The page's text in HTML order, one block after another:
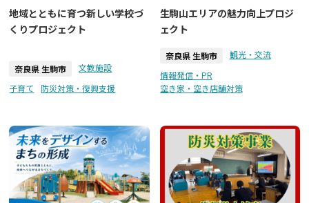
地域とともに育つ新しい学校づ
くりプロジェクト
奈良県 生駒市
文教施設
子育て
防災対策・復興支援
生駒山エリアの魅力向上プロジ
ェクト
奈良県 生駒市
観光・交流
情報発信・PR
空き家・空き店舗対策